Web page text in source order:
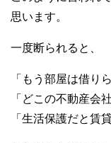
思います。
一度断られると、
「もう部屋は借り
「どこの不動産会
「生活保護だと賃